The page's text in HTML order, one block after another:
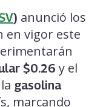
) anunció los
en vigor este
$0.26 y el
gasolina
marcando